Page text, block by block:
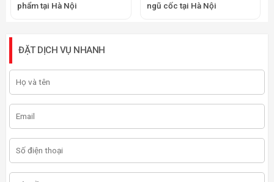
phẩm tại Hà Nội
ngũ cốc tại Hà Nội
ĐẶT DỊCH VỤ NHANH